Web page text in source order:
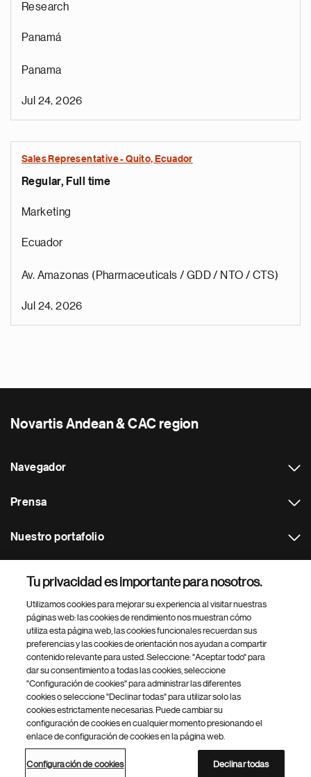
Research
Panamá
Panama
Jul 24, 2026
Sales Representative - Quito, Ecuador
Regular, Full time
Marketing
Ecuador
Av. Amazonas (Pharmaceuticals / GDD / NTO / CTS)
Jul 24, 2026
Novartis Andean & CAC region
Navegador
Prensa
Nuestro portafolio
Footer Site Search
inferior
del
© 2026 Novartis AG
Política de privacidad Términos de uso
Accesibilidad
Configuración de cookies
Mapa del sitio
Tu privacidad es importante para nosotros.
Utilizamos cookies para mejorar su experiencia al visitar nuestras
páginas web: las cookies de rendimiento nos muestran cómo
utiliza esta página web, las cookies funcionales recuerdan sus
preferencias y las cookies de orientación nos ayudan a compartir
contenido relevante para usted. Seleccione: "Aceptar todo" para
dar su consentimiento a todas las cookies, seleccione
"Configuración de cookies" para administrar las diferentes
cookies o seleccione "Declinar todas" para utilizar solo las
cookies estrictamente necesarias. Puede cambiar su
configuración de cookies en cualquier momento presionando el
enlace de configuración de cookies en la página web.
Configuración de cookies Declinar todas